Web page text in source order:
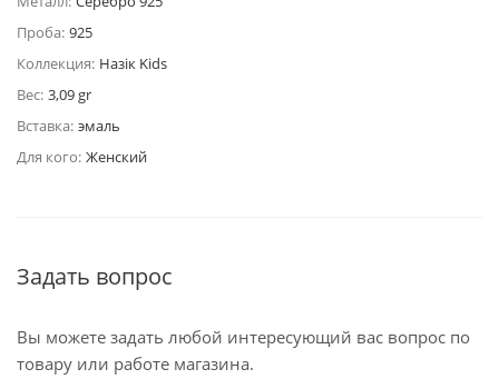
Проба: 925
Коллекция: Назiк Kids
Вес: 3,09 gr
Вставка: эмаль
Для кого: Женский
Задать вопрос
Вы можете задать любой интересующий вас вопрос по
товару или работе магазина.